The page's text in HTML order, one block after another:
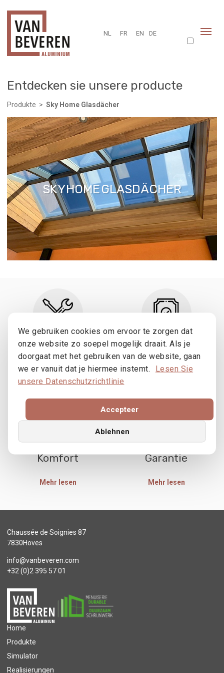
NL FR EN DE
Entdecken sie unsere producte
Produkte > Sky Home Glasdächer
SKY HOME GLASDÄCHER
Pflege
Mehr lesen
Sicherheit
Komfort
Mehr lesen
Garantie
Mehr lesen
Chaussée de Soignies 87
7830Hoves
info@vanbeveren.com
+32 (0)2 395 57 01
Home
Produkte
Simulator
Realisierungen
We gebruiken cookies om ervoor te zorgen dat
onze website zo soepel mogelijk draait. Als je
doorgaat met het gebruiken van de website, gaan
we er vanuit dat je hiermee instemt.
Lesen Sie
unsere Datenschutzrichtlinie
Accepteer
Ablehnen